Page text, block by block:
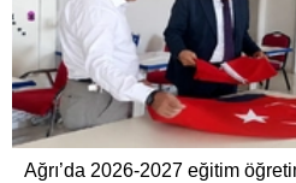
Ağrı’da 2026-2027 eğitim